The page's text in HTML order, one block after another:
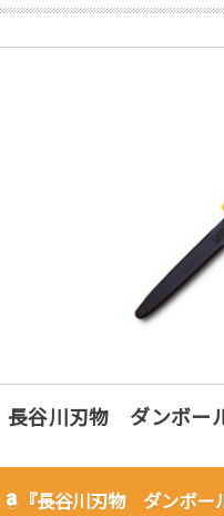
長谷川刃物 ダンボー
『長谷川刃物 ダンボ